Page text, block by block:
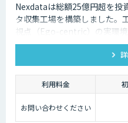
Nexdataは総額25億円超を投
タ収集工場を構築しました。
視点（Ego-centric）の実環
ら、環境認識・意思決定・動
トまで、フィジカルAI開発を
ーションを提供いたします。
利用料金
お問い合わせください